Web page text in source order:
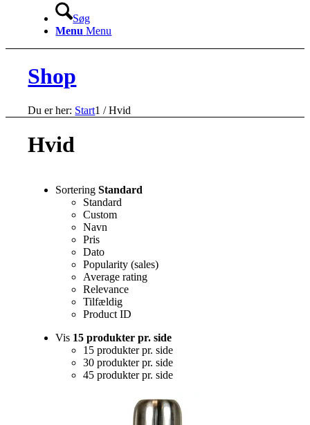
Søg
Menu Menu
Shop
Du er her: Start1 / Hvid
Hvid
SorteringStandard
Standard
Custom
Navn
Pris
Dato
Popularity (sales)
Average rating
Relevance
Tilfældig
Product ID
Vis 15 produkter pr. side
15 produkter pr. side
30 produkter pr. side
45 produkter pr. side